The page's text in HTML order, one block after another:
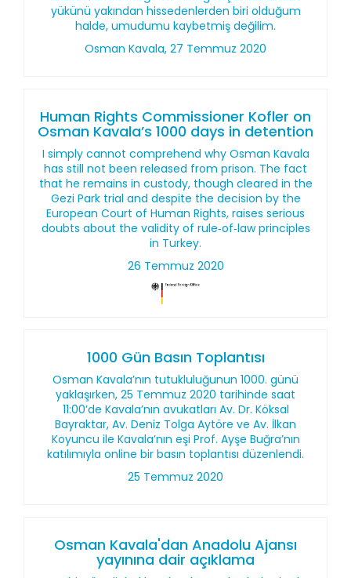
yükünü yakından hissedenlerden biri olduğum
halde, umudumu kaybetmiş değilim.
Osman Kavala, 27 Temmuz 2020
Human Rights Commissioner Kofler on
Osman Kavala’s 1000 days in detention
I simply cannot comprehend why Osman Kavala
has still not been released from prison. The fact
that he remains in custody, though cleared in the
Gezi Park trial and despite the decision by the
European Court of Human Rights, raises serious
doubts about the validity of rule‑of‑law principles
in Turkey.
26 Temmuz 2020
1000 Gün Basın Toplantısı
Osman Kavala’nın tutukluluğunun 1000. günü
yaklaşırken, 25 Temmuz 2020 tarihinde saat
11:00’de Kavala’nın avukatları Av. Dr. Köksal
Bayraktar, Av. Deniz Tolga Aytöre ve Av. İlkan
Koyuncu ile Kavala’nın eşi Prof. Ayşe Buğra’nın
katılımıyla online bir basın toplantısı düzenlendi.
25 Temmuz 2020
Osman Kavala'dan Anadolu Ajansı
yayınına dair açıklama